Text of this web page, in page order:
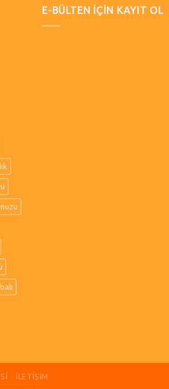
E-BÜLTEN İÇİN KAYIT OL
İLETIŞIM